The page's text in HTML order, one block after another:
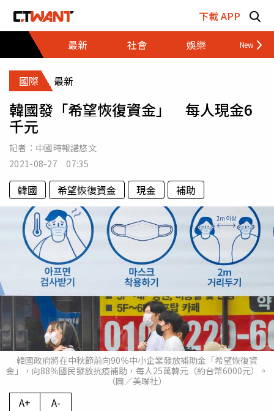
下載 APP
最新
社會 娛樂 財經
國際 最新
韓國發「希望恢復資金」 每人現金6
千元
記者： 中國時報諶悠文
2021-08-27 07:35
韓國 希望恢復資金 現金 補助
韓國政府將在中秋節前向90％中小企業發放補助金「希望恢復資
金」，向88％國民發放抗疫補助，每人25萬韓元（約台幣6000元）。
（圖／美聯社）
A+ A-